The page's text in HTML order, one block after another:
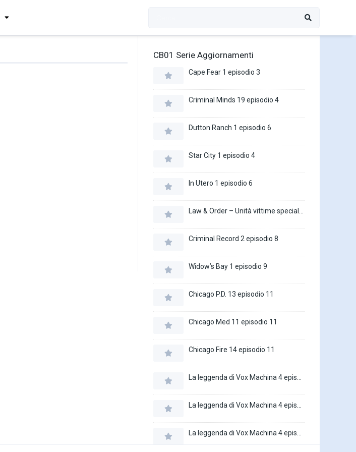
CB01 Serie Aggiornamenti
Cape Fear 1 episodio 3
Criminal Minds 19 episodio 4
Dutton Ranch 1 episodio 6
Star City 1 episodio 4
In Utero 1 episodio 6
Criminal Record 2 episodio 8
Widow’s Bay 1 episodio 9
Chicago P.D. 13 episodio 11
Chicago Med 11 episodio 11
Chicago Fire 14 episodio 11